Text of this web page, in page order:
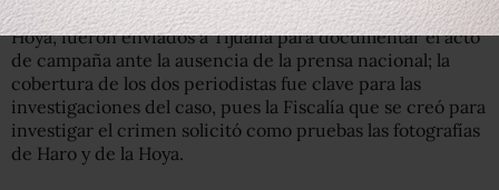
En esa ocasión Haro y el también fotógrafo Alberto de la
Hoya, fueron enviados a Tijuana para documentar el acto
de campaña ante la ausencia de la prensa nacional; la
cobertura de los dos periodistas fue clave para las
investigaciones del caso, pues la Fiscalía que se creó para
investigar el crimen solicitó como pruebas las fotografías
de Haro y de la Hoya.